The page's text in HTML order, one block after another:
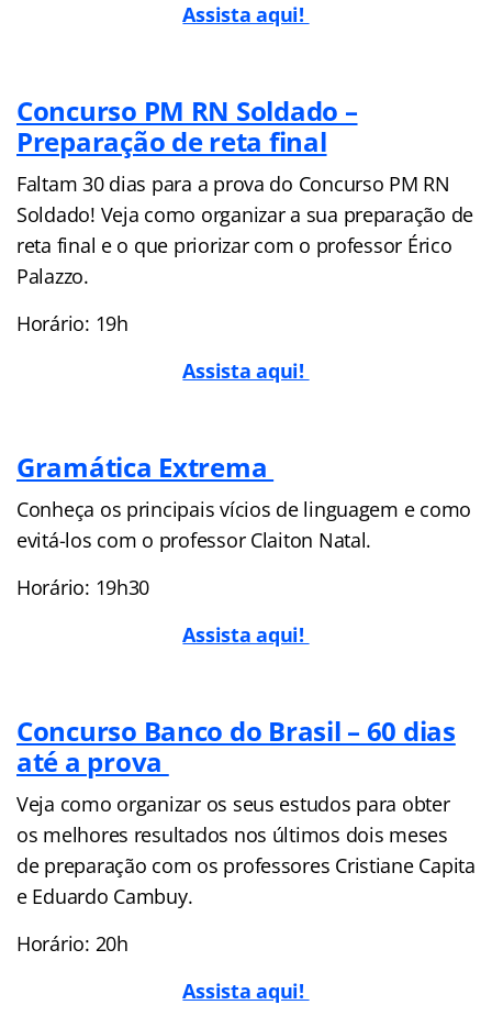
Assista aqui!
Concurso PM RN Soldado –
Preparação de reta final
Faltam 30 dias para a prova do Concurso PM RN
Soldado! Veja como organizar a sua preparação de
reta final e o que priorizar com o professor Érico
Palazzo.
Horário: 19h
Assista aqui!
Gramática Extrema
Conheça os principais vícios de linguagem e como
evitá-los com o professor Claiton Natal.
Horário: 19h30
Assista aqui!
Concurso Banco do Brasil – 60 dias
até a prova
Veja como organizar os seus estudos para obter
os melhores resultados nos últimos dois meses
de preparação com os professores Cristiane Capita
e Eduardo Cambuy.
Horário: 20h
Assista aqui!